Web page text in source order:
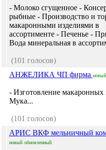
- Молоко сгущенное -
рыбные - Производство и
макаронными изделиями в
ассортименте - Печенье -
Вода минеральная в
(101 голосов)
АНЖЕЛИКА ЧП фирма новый
- Изготовление макаронных
Мука...
(101 голосов)
АРИС ВКФ мельничный
новый обновленный